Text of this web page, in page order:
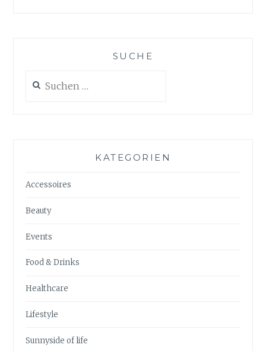
SUCHE
nach:
KATEGORIEN
Accessoires
Beauty
Events
Food & Drinks
Healthcare
Lifestyle
Sunnyside of life